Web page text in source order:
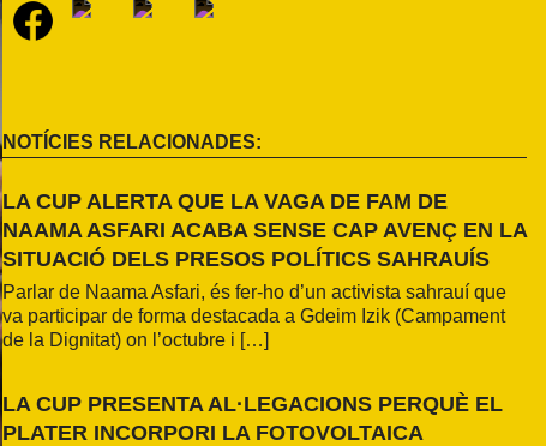
NOTÍCIES RELACIONADES:
LA CUP ALERTA QUE LA VAGA DE FAM DE
NAAMA ASFARI ACABA SENSE CAP AVENÇ EN LA
SITUACIÓ DELS PRESOS POLÍTICS SAHRAUÍS
Parlar de Naama Asfari, és fer-ho d’un activista sahrauí que
va participar de forma destacada a Gdeim Izik (Campament
de la Dignitat) on l’octubre i […]
LA CUP PRESENTA AL·LEGACIONS PERQUÈ EL
PLATER INCORPORI LA FOTOVOLTAICA